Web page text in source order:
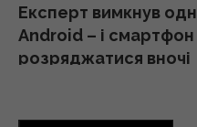
Експерт вимкнув
Android – і
розряджатися вночі